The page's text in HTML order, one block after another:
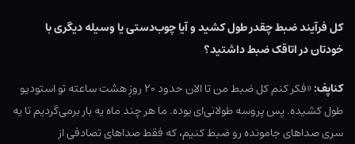
کل فرآیند ضبط چقدر طول کشید و آیا چوب‌دستی یا وسیله دیگری با
خودتان در اتاقک ضبط داشتید؟
کناپف:
«فکر کنم کل ضبط من تا الان حدود ۲۰ روزِ هشت ساعته تو استودیو
طول کشیده. پس پروسه طولانی‌ای بوده. ما هر چند ماه یه بار برمی‌گردیم تا یه
سری صداهای جامونده رو ضبط کنیم، که فقط صداهای تصادفی از